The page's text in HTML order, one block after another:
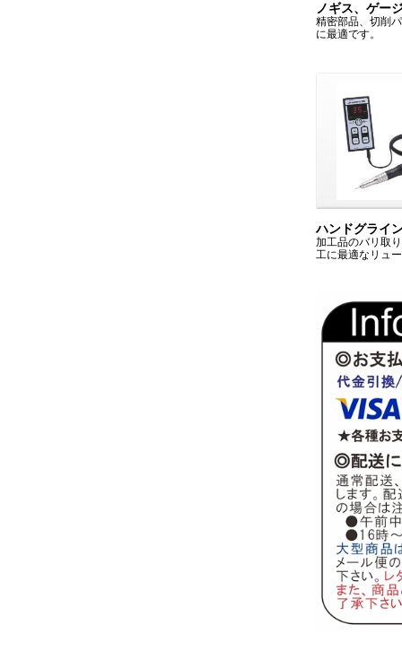
ノギス、ゲー
精密部品、切削
に最適です。
ハンドグライ
加工品のバリ取
工に最適なリュ